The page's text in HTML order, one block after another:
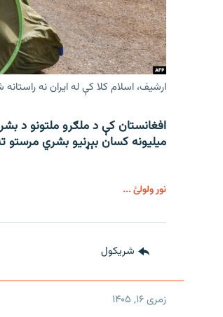
ارشیف، اسلام کلا کې له ایران نه
میلیونه کسان بېړنیو بشري مرستو
نور ولولئ ...
شريکول
زمری ۱۶, ۱۴۰۵